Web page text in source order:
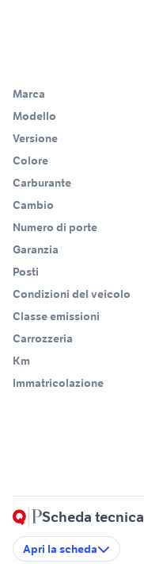
Marca
Modello
Versione
Colore
Carburante
Cambio
Numero di porte
Garanzia
Posti
Condizioni del veicolo
Classe emissioni
Carrozzeria
Km
Immatricolazione
Scheda tecnica
Apri la scheda